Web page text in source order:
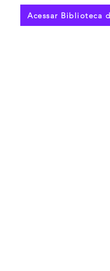
Acessar Biblioteca